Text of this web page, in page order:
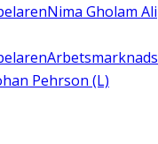
Nima Gholam Ali
Pehrson (L)